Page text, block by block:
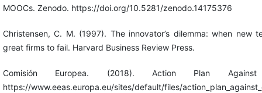
MOOCs. Zenodo. https://doi.org/10.5281/zenodo.14175376
Christensen, C. M. (1997). The innovator’s dilemma: when new
great firms to fail. Harvard Business Review Press.
Comisión Europea. (2018). Action Plan Against
https://www.eeas.europa.eu/sites/default/files/